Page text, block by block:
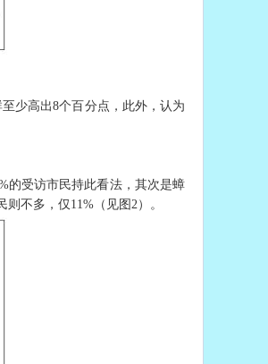
少高出8个百分点，此外，认为
的受访市民持此看法，其次是蟑
不多，仅11%（见图2）。